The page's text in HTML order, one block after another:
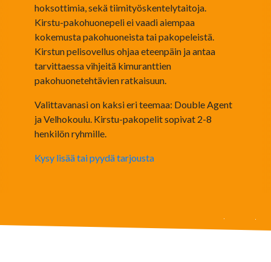
hoksottimia, sekä tiimityöskentelytaitoja.
Kirstu-pakohuonepeli ei vaadi aiempaa
kokemusta pakohuoneista tai pakopeleistä.
Kirstun pelisovellus ohjaa eteenpäin ja antaa
tarvittaessa vihjeitä kimuranttien
pakohuonetehtävien ratkaisuun.
Valittavanasi on kaksi eri teemaa: Double Agent
ja Velhokoulu. Kirstu-pakopelit sopivat 2-8
henkilön ryhmille.
Kysy lisää tai pyydä tarjousta